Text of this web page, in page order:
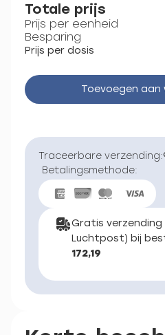
Totale prijs
Prijs per eenheid
Besparing
Prijs per dosis
Toevoegen aan
Traceerbare verzending:
Betalingsmethode:
Gratis
Luchtpost) bij
172,19